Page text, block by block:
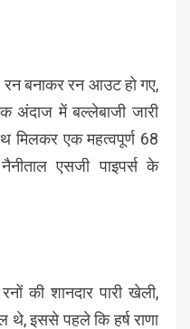
रन बनाकर रन आउट हो गए,
अंदाज में बल्लेबाजी जारी
एक महत्वपूर्ण 68
एसजी पाइपर्स के
की शानदार पारी खेली,
इससे पहले कि हर्ष राणा